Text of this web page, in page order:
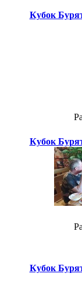
Кубок
Кубок
Кубок